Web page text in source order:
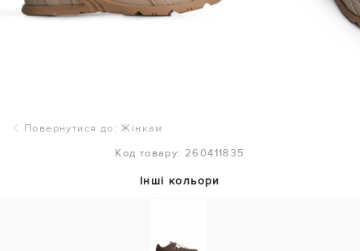
Повернутися до: Жінкам
Код товару: 260411835
Інші кольори